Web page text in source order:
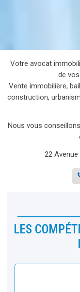
Votre avocat
de
Vente immobilière,
construction,
Nous vous
22 Avenue
LES